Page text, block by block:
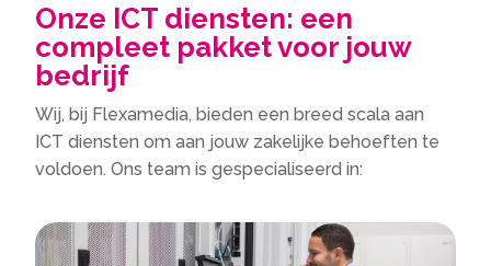
Onze ICT diensten: een
compleet pakket voor jouw
bedrijf
Wij, bij Flexamedia, bieden een breed scala aan
ICT diensten om aan jouw zakelijke behoeften te
voldoen.​ Ons team is gespecialiseerd in: